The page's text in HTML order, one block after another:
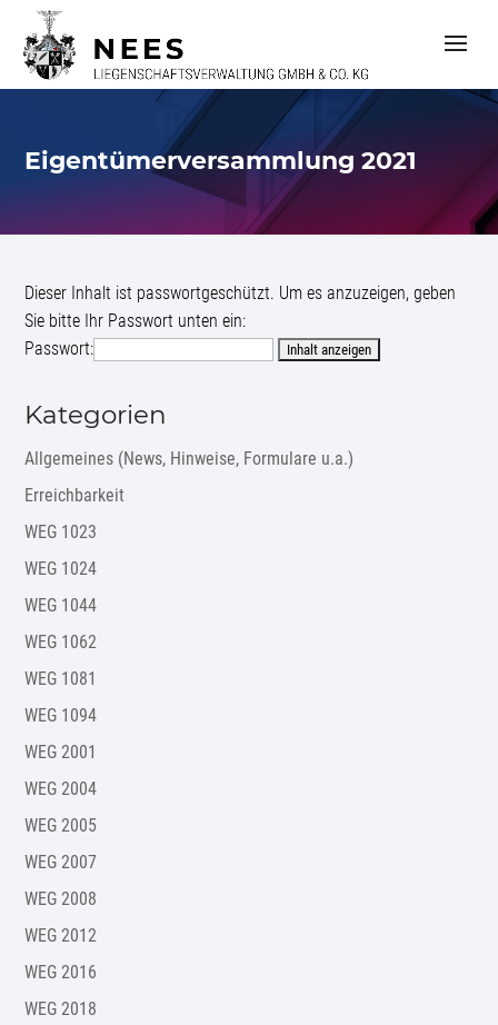
e
Eigentümerversammlung 2021
Kategorien
Allgemeines (News, Hinweise, Formulare u.a.)
Erreichbarkeit
WEG 1023
WEG 1024
WEG 1044
WEG 1062
WEG 1081
WEG 1094
WEG 2001
WEG 2004
WEG 2005
WEG 2007
WEG 2008
WEG 2012
WEG 2016
WEG 2018
Dieser Inhalt ist passwortgeschützt. Um es anzuzeigen, geben
Sie bitte Ihr Passwort unten ein:
Passwort: